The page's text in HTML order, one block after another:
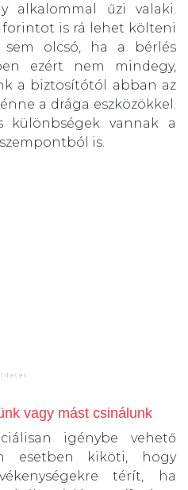
alkalommal űzi valaki.
forintot is rá lehet költeni
sem olcsó, ha a bérlés
ezért nem mindegy,
a biztosítótól abban az
a drága eszközökkel.
különbségek vannak a
is.
vagy mást csinálunk
igénybe vehető
esetben kiköti, hogy
térít, ha